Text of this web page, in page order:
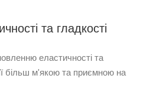
та гладкості
еластичності та
більш м'якою та приємною на